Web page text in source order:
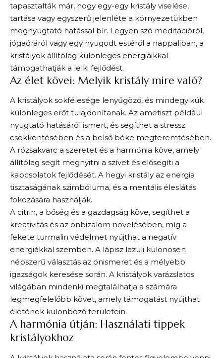
tapasztalták már, hogy egy-egy kristály viselése,
tartása vagy egyszerű jelenléte a környezetükben
megnyugtató hatással bír. Legyen szó meditációról,
jógaóráról vagy egy nyugodt estéről a nappaliban, a
kristályok állítólag különleges energiáikkal
támogathatják a lelki fejlődést.
Az élet kövei: Melyik kristály mire való?
A kristályok sokfélesége lenyűgöző, és mindegyikük
különleges erőt tulajdonítanak. Az ametiszt például
nyugtató hatásáról ismert, és segíthet a stressz
csökkentésében és a belső béke megteremtésében.
A rózsakvarc a szeretet és a harmónia köve, amely
állítólag segít megnyitni a szívet és elősegíti a
kapcsolatok fejlődését. A hegyi kristály az energia
tisztaságának szimbóluma, és a mentális éleslátás
fokozására használják.
A citrin, a bőség és a gazdagság köve, segíthet a
kreativitás és az önbizalom növelésében, míg a
fekete turmalin védelmet nyújthat a negatív
energiákkal szemben. A lápisz lazuli különösen
népszerű választás az önismeret és a mélyebb
igazságok keresése során. A kristályok varázslatos
világában mindenki megtalálhatja a számára
legmegfelelőbb követ, amely támogatást nyújthat
életének különböző területein.
A harmónia útján: Használati tippek
kristályokhoz